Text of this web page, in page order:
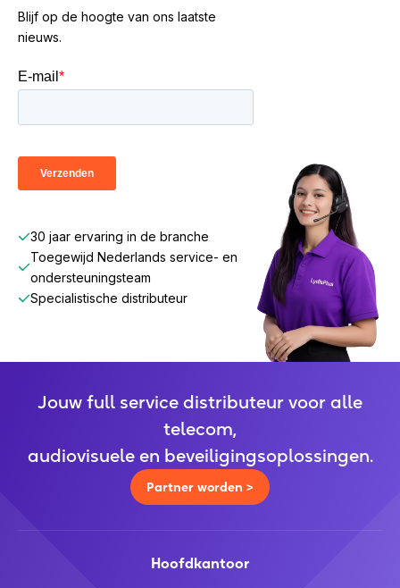
Blijf op de hoogte van ons laatste
nieuws.
30 jaar ervaring in de branche
Toegewijd Nederlands service- en
ondersteuningsteam
Specialistische distributeur
Jouw full service distributeur voor alle
telecom,
audiovisuele en beveiligingsoplossingen.
Partner worden >
Hoofdkantoor